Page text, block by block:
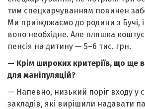
тим спецхарчуванням повинен
Ми приїжджаємо до родини з Бучі,
воно необхідне. Але пляшка
пенсія на дитину — 5–6 тис. грн.
— Крім широких критеріїв, що ще
для маніпуляцій?
— Напевно, низький поріг входу у
закладів, які вирішили надавати